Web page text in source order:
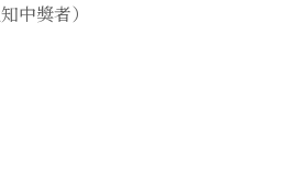
中獎者）